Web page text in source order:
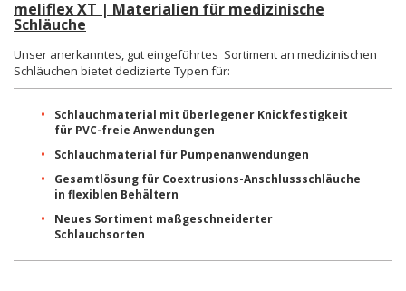
meliflex XT | Materialien für medizinische
Schläuche
Unser anerkanntes, gut eingeführtes Sortiment an medizinischen
Schläuchen bietet dedizierte Typen für:
Schlauchmaterial mit überlegener Knickfestigkeit
für PVC-freie Anwendungen
Schlauchmaterial für Pumpenanwendungen
Gesamtlösung für Coextrusions-Anschlussschläuche
in flexiblen Behältern
Neues Sortiment maßgeschneiderter
Schlauchsorten